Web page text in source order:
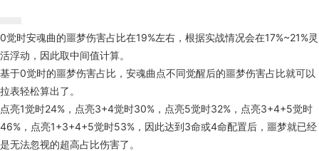
0觉时安魂曲的噩梦伤害占比在19%左右，根据实战情况会在17%~21%灵
活浮动，因此取中间值计算。
基于0觉时的噩梦伤害占比，安魂曲点不同觉醒后的噩梦伤害占比就可以
拉表轻松算出了。
点亮1觉时24%，点亮3+4觉时30%，点亮5觉时32%，点亮3+4+5觉时
46%，点亮1+3+4+5觉时53%，因此达到3命或4命配置后，噩梦就已经
是无法忽视的超高占比伤害了。